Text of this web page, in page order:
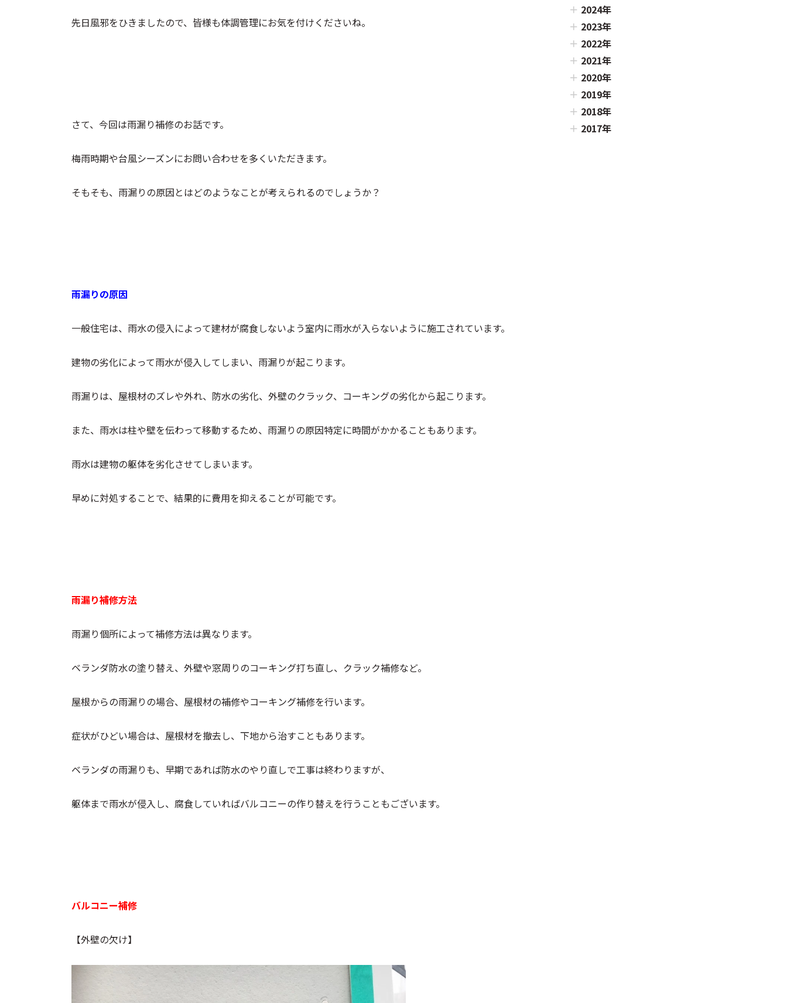
先日風邪をひきましたので、皆様も体調管理にお気を付けくださいね。
さて、今回は雨漏り補修のお話です。
梅雨時期や台風シーズンにお問い合わせを多くいただきます。
そもそも、雨漏りの原因とはどのようなことが考えられるのでしょうか？
雨漏りの原因
一般住宅は、雨水の侵入によって建材が腐食しないよう室内に雨水が入らないように施工されています。
建物の劣化によって雨水が侵入してしまい、雨漏りが起こります。
雨漏りは、屋根材のズレや外れ、防水の劣化、外壁のクラック、コーキングの劣化から起こります。
また、雨水は柱や壁を伝わって移動するため、雨漏りの原因特定に時間がかかることもあります。
雨水は建物の躯体を劣化させてしまいます。
早めに対処することで、結果的に費用を抑えることが可能です。
雨漏り補修方法
雨漏り個所によって補修方法は異なります。
ベランダ防水の塗り替え、外壁や窓周りのコーキング打ち直し、クラック補修など。
屋根からの雨漏りの場合、屋根材の補修やコーキング補修を行います。
症状がひどい場合は、屋根材を撤去し、下地から治すこともあります。
ベランダの雨漏りも、早期であれば防水のやり直しで工事は終わりますが、
躯体まで雨水が侵入し、腐食していればバルコニーの作り替えを行うこともございます。
バルコニー補修
【外壁の欠け】
2024年
2023年
2022年
2021年
2020年
2019年
2018年
2017年